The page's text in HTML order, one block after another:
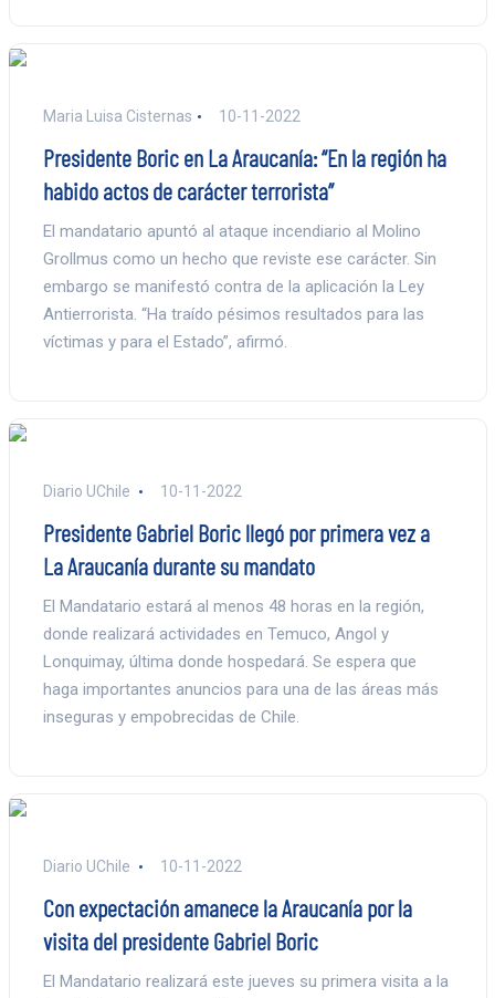
Maria Luisa Cisternas 10-11-2022
Presidente Boric en La Araucanía: “En la región ha
habido actos de carácter terrorista”
El mandatario apuntó al ataque incendiario al Molino
Grollmus como un hecho que reviste ese carácter. Sin
embargo se manifestó contra de la aplicación la Ley
Antierrorista. “Ha traído pésimos resultados para las
víctimas y para el Estado”, afirmó.
Diario UChile 10-11-2022
Presidente Gabriel Boric llegó por primera vez a
La Araucanía durante su mandato
El Mandatario estará al menos 48 horas en la región,
donde realizará actividades en Temuco, Angol y
Lonquimay, última donde hospedará. Se espera que
haga importantes anuncios para una de las áreas más
inseguras y empobrecidas de Chile.
Diario UChile 10-11-2022
Con expectación amanece la Araucanía por la
visita del presidente Gabriel Boric
El Mandatario realizará este jueves su primera visita a la